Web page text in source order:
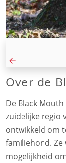
Over de
De Black
zuidelijke regio
ontwikkeld om
familiehond. Ze
mogelijkheid